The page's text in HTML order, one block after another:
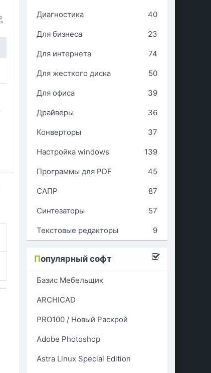
Диагностика 40
Для бизнеса 23
Для интернета 74
Для жесткого диска 50
Для офиса 39
Драйверы 36
Конверторы 37
Настройка windows 139
Программы для PDF 45
САПР 87
Синтезаторы 57
Текстовые редакторы 9
Популярный софт
Базис Мебельщик
ARCHICAD
PRO100 / Новый Раскрой
Adobe Photoshop
Astra Linux Special Edition